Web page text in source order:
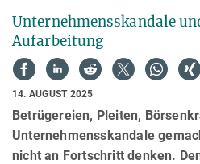
Unternehmensskandale
Aufarbeitung
14. AUGUST 2025
Betrügereien, Pleiten,
Unternehmensskandale
nicht an Fortschritt denken.